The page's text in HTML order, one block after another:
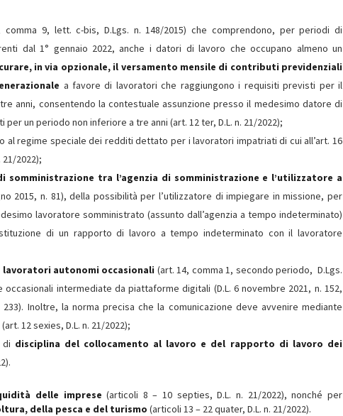
comma 9, lett. c-bis, D.Lgs. n. 148/2015) che comprendono, per periodi di
dal 1° gennaio 2022, anche i datori di lavoro che occupano almeno un
in via opzionale, il versamento mensile di contributi previdenziali
a favore di lavoratori che raggiungono i requisiti previsti per il
anni, consentendo la contestuale assunzione presso il medesimo datore di
un periodo non inferiore a tre anni (art. 12 ter, D.L. n. 21/2022);
al regime speciale dei redditi dettato per i lavoratori impatriati di cui all’art. 16
21/2022);
somministrazione tra l’agenzia di somministrazione e l’utilizzatore a
2015, n. 81), della possibilità per l’utilizzatore di impiegare in missione, per
lavoratore somministrato (assunto dall’agenzia a tempo indeterminato)
di un rapporto di lavoro a tempo indeterminato con il lavoratore
autonomi occasionali (art. 14, comma 1, secondo periodo, D.Lgs.
intermediate da piattaforme digitali (D.L. 6 novembre 2021, n. 152,
Inoltre, la norma precisa che la comunicazione deve avvenire mediante
12 sexies, D.L. n. 21/2022);
disciplina del collocamento al lavoro e del rapporto di lavoro dei
delle imprese (articoli 8 – 10 septies, D.L. n. 21/2022), nonché per
della pesca e del turismo (articoli 13 – 22 quater, D.L. n. 21/2022).